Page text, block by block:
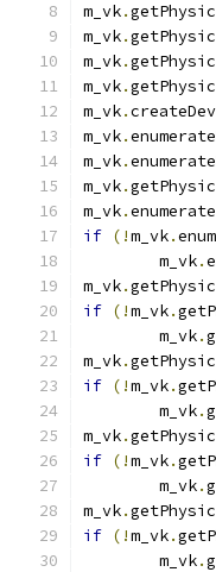
m_vk.
m_vk.
m_vk.
m_vk.
m_vk.
m_vk.
m_vk.
m_vk.
m_vk.
if (!m_vk.
	m_vk
.
m_vk.
if (!m_vk.
	m_vk
.
m_vk.
if (!m_vk.
	m_vk
.
m_vk.
if (!m_vk.
	m_vk
.
m_vk.
if (!m_vk.
	m_vk
.